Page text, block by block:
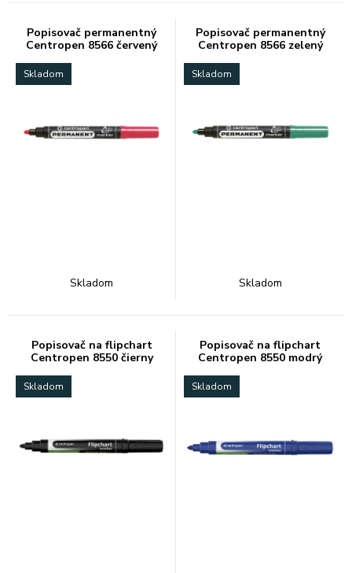
Popisovač permanentný
Centropen 8566 červený
Skladom
Skladom
Popisovač permanentný
Centropen 8566 zelený
Skladom
Skladom
Popisovač na flipchart
Centropen 8550 čierny
Skladom
Popisovač na flipchart
Centropen 8550 modrý
Skladom